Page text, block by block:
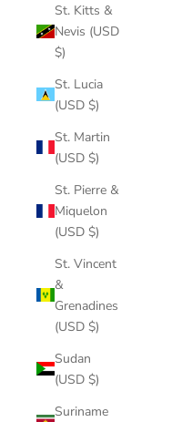
St. Kitts &
Nevis (USD
$)
St. Lucia
(USD $)
St. Martin
(USD $)
St. Pierre &
Miquelon
(USD $)
St. Vincent
&
Grenadines
(USD $)
Sudan
(USD $)
Suriname